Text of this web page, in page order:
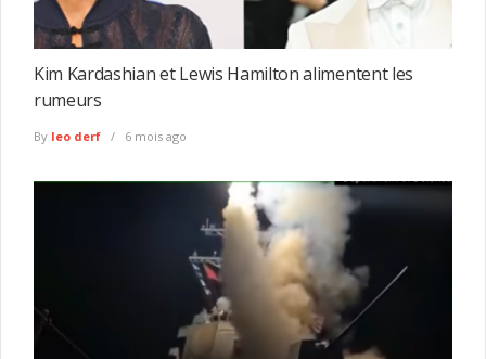
Kim Kardashian et Lewis Hamilton alimentent les
rumeurs
By leo derf 6 mois ago